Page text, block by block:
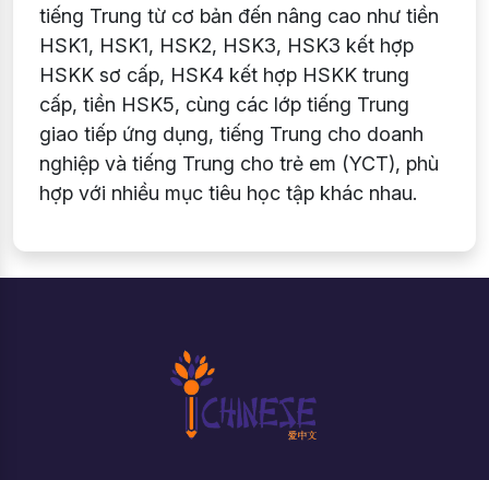
tiếng Trung từ cơ bản đến nâng cao như tiền
HSK1, HSK1, HSK2, HSK3, HSK3 kết hợp
HSKK sơ cấp, HSK4 kết hợp HSKK trung
cấp, tiền HSK5, cùng các lớp tiếng Trung
giao tiếp ứng dụng, tiếng Trung cho doanh
nghiệp và tiếng Trung cho trẻ em (YCT), phù
hợp với nhiều mục tiêu học tập khác nhau.